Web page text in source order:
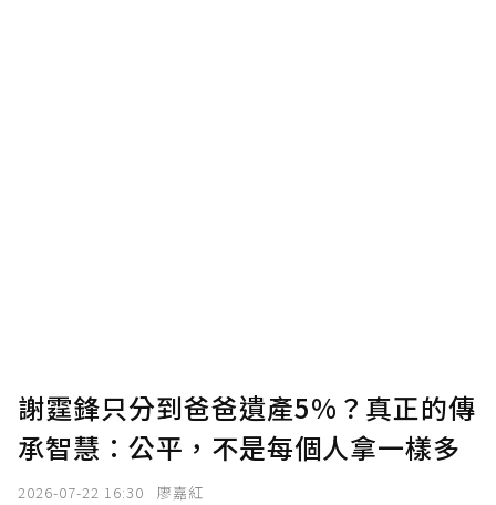
謝霆鋒只分到爸爸遺產5%？真正的傳
承智慧：公平，不是每個人拿一樣多
2026-07-22 16:30 廖嘉紅